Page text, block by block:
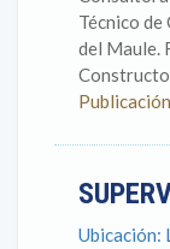
Técnico
del Maule.
Ubicación: